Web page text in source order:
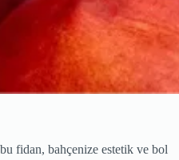
fidan, bahçenize estetik ve bol